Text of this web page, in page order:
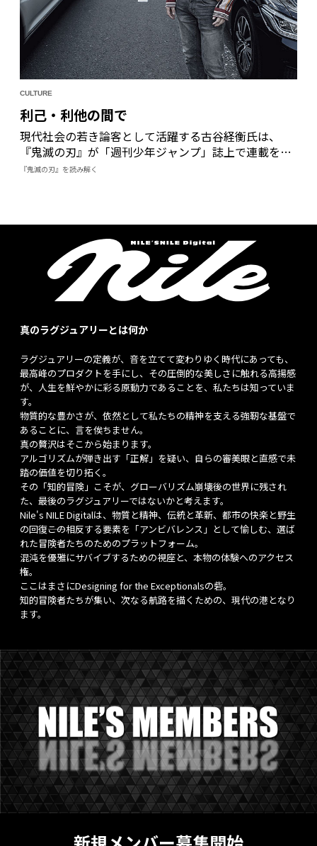
CULTURE
利己・利他の間で
現代社会の若き論客として活躍する古谷経衡氏は、
『鬼滅の刃』が「週刊少年ジャンプ」誌上で連載を開
始した当初から読みはじめ、アニメ化、映画化を経な
『鬼滅の刃』を読み解く
真のラグジュアリーとは何か
ラグジュアリーの定義が、音を立てて変わりゆく時代にあっても、
最高峰のプロダクトを手にし、その圧倒的な美しさに触れる高揚感
が、人生を鮮やかに彩る原動力であることを、私たちは知っていま
す。
物質的な豊かさが、依然として私たちの精神を支える強靭な基盤で
あることに、言を俟ちません。
真の贅沢はそこから始まります。
アルゴリズムが弾き出す「正解」を疑い、自らの審美眼と直感で未
踏の価値を切り拓く。
その「知的冒険」こそが、グローバリズム崩壊後の世界に残され
た、最後のラグジュアリーではないかと考えます。
Nile's NILE Digitalは、物質と精神、伝統と革新、都市の快楽と野生
の回復――この相反する要素を「アンビバレンス」として愉しむ、選ば
れた冒険者たちのためのプラットフォーム。
混沌を優雅にサバイブするための視座と、本物の体験へのアクセス
権。
ここはまさにDesigning for the Exceptionalsの砦。
知的冒険者たちが集い、次なる航路を描くための、現代の港となり
ます。